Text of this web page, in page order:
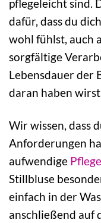
pflegeleicht sind.
dafür, dass du
wohl fühlst, auch
sorgfältige
Lebensdauer der
daran haben
Wir wissen, dass
Anforderungen
aufwendige Pflege
Stillbluse
einfach in der
anschließend auf